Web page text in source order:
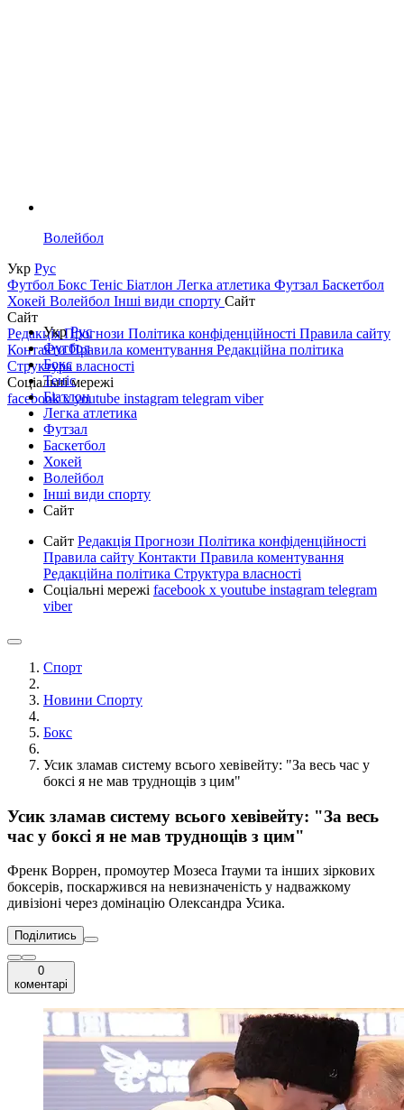
Волейбол
Укр Рус
Футбол Бокс Теніс Біатлон Легка атлетика Футзал Баскетбол
Хокей Волейбол Інші види спорту Сайт
Сайт
РедакціяПрогнози Політика конфіденційності Правила сайту
КонтактиПравила коментування Редакційна політика
Структура власності
Соціальні мережі
facebookxyoutube instagram telegram viber
УкрРус
Футбол
Бокс
Теніс
Біатлон
Легка атлетика
Футзал
Баскетбол
Хокей
Волейбол
Інші види спорту
Сайт
Сайт Редакція Прогнози Політика конфіденційності
Правила сайту Контакти Правила коментування
Редакційна політика Структура власності
Соціальні мережі facebook x youtube instagram telegram
viber
Спорт
Новини Спорту
Бокс
Усик зламав систему всього хевівейту: "За весь час у
боксі я не мав труднощів з цим"
Усик зламав систему всього хевівейту: "За весь
час у боксі я не мав труднощів з цим"
Френк Воррен, промоутер Мозеса Ітауми та інших зіркових
боксерів, поскаржився на невизначеність у надважкому
дивізіоні через домінацію Олександра Усика.
Поділитись
0
коментарі